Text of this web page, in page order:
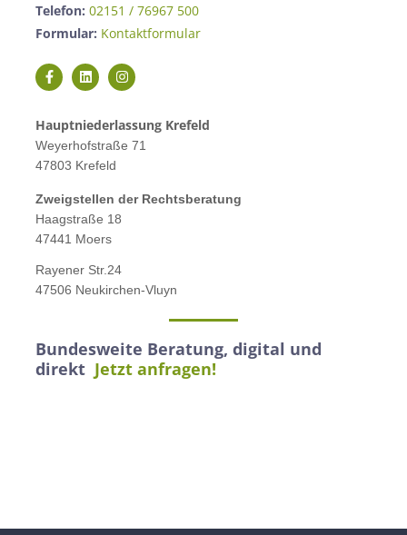
Telefon: 02151 / 76967 500
Formular: Kontaktformular
Hauptniederlassung Krefeld
Weyerhofstraße 71
47803 Krefeld
Zweigstellen der Rechtsberatung
Haagstraße 18
47441 Moers
Rayener Str.24
47506 Neukirchen-Vluyn
Bundesweite Beratung, digital und
direkt Jetzt anfragen!